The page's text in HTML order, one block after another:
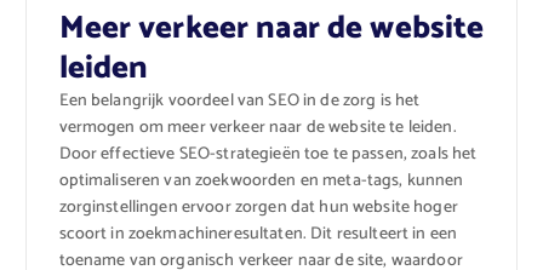
Meer verkeer naar de website
leiden
Een belangrijk voordeel van SEO in de zorg is het
vermogen om meer verkeer naar de website te leiden.
Door effectieve SEO-strategieën toe te passen, zoals het
optimaliseren van zoekwoorden en meta-tags, kunnen
zorginstellingen ervoor zorgen dat hun website hoger
scoort in zoekmachineresultaten. Dit resulteert in een
toename van organisch verkeer naar de site, waardoor